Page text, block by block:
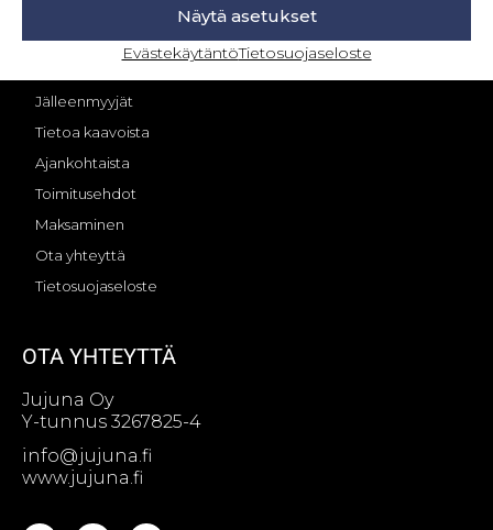
Näytä asetukset
EvästekäytäntöTietosuojaseloste
OMA TILI – KIRJAUTUMINEN
Jälleenmyyjät
Tietoa kaavoista
Ajankohtaista
Toimitusehdot
Maksaminen
Ota yhteyttä
Tietosuojaseloste
OTA YHTEYTTÄ
Jujuna Oy
Y-tunnus 3267825-4
info@jujuna.fi
www.jujuna.fi